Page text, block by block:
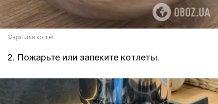
2. Пожарьте или запеките котлеты.